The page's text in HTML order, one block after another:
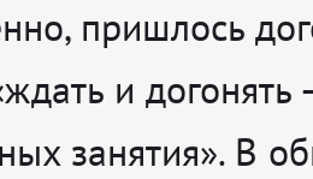
пришлось
и
занятия». В